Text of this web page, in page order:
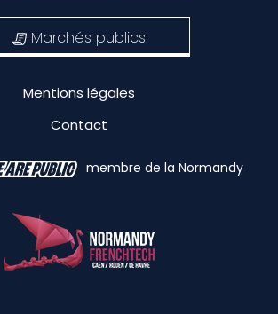
Marchés publics
Mentions légales
Contact
membre de la Normandy